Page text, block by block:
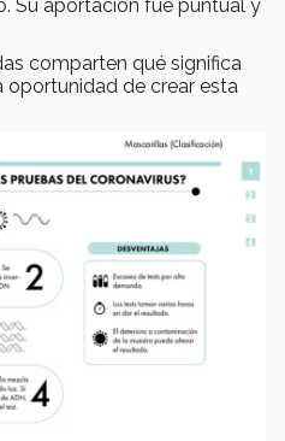
Su aportación fue puntual y
comparten qué significa
de crear esta